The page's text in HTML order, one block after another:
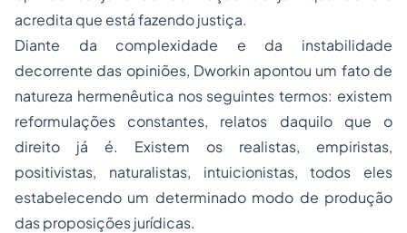
acredita que está fazendo justiça.
Diante da complexidade e da instabilidade
decorrente das opiniões, Dworkin apontou um fato de
natureza hermenêutica nos seguintes termos: existem
reformulações constantes, relatos daquilo que o
direito já é. Existem os realistas, empiristas,
positivistas, naturalistas, intuicionistas, todos eles
estabelecendo um determinado modo de produção
das proposições jurídicas.